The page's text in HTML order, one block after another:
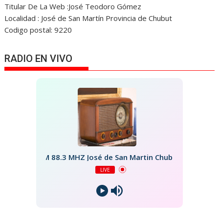
Titular De La Web :José Teodoro Gómez
Localidad : José de San Martín Provincia de Chubut
Codigo postal: 9220
RADIO EN VIVO
FM 88.3 MHZ José de San Martin Chubut
LIVE